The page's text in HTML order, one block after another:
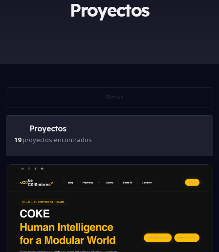
Proyectos
Filtros
Proyectos
19proyectos encontrados
Online